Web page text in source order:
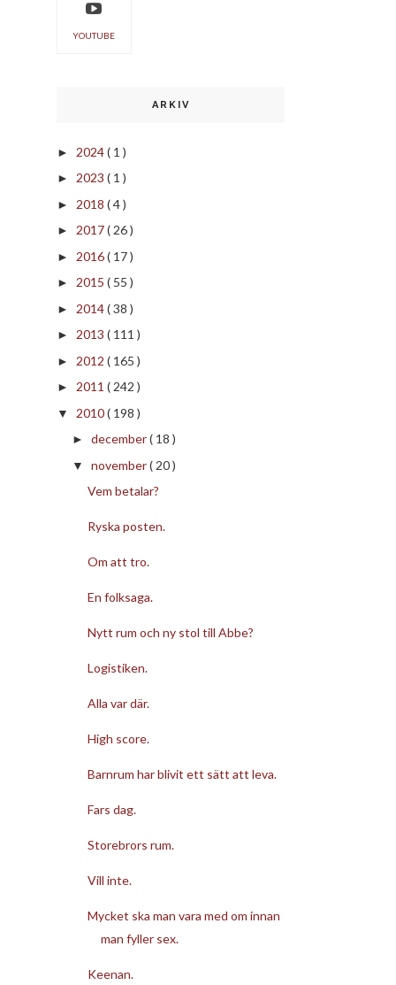
YOUTUBE
ARKIV
► 2024( 1 )
► 2023 ( 1 )
► 2018 ( 4 )
► 2017( 26 )
► 2016( 17 )
► 2015 ( 55 )
► 2014( 38 )
► 2013 ( 111 )
► 2012 ( 165 )
► 2011 ( 242 )
▼ 2010( 198 )
► december( 18 )
▼ november( 20 )
Vem betalar?
Ryska posten.
Om att tro.
En folksaga.
Nytt rum och ny stol till Abbe?
Logistiken.
Alla var där.
High score.
Barnrum har blivit ett sätt att leva.
Fars dag.
Storebrors rum.
Vill inte.
Mycket ska man vara med om innan
man fyller sex.
Keenan.